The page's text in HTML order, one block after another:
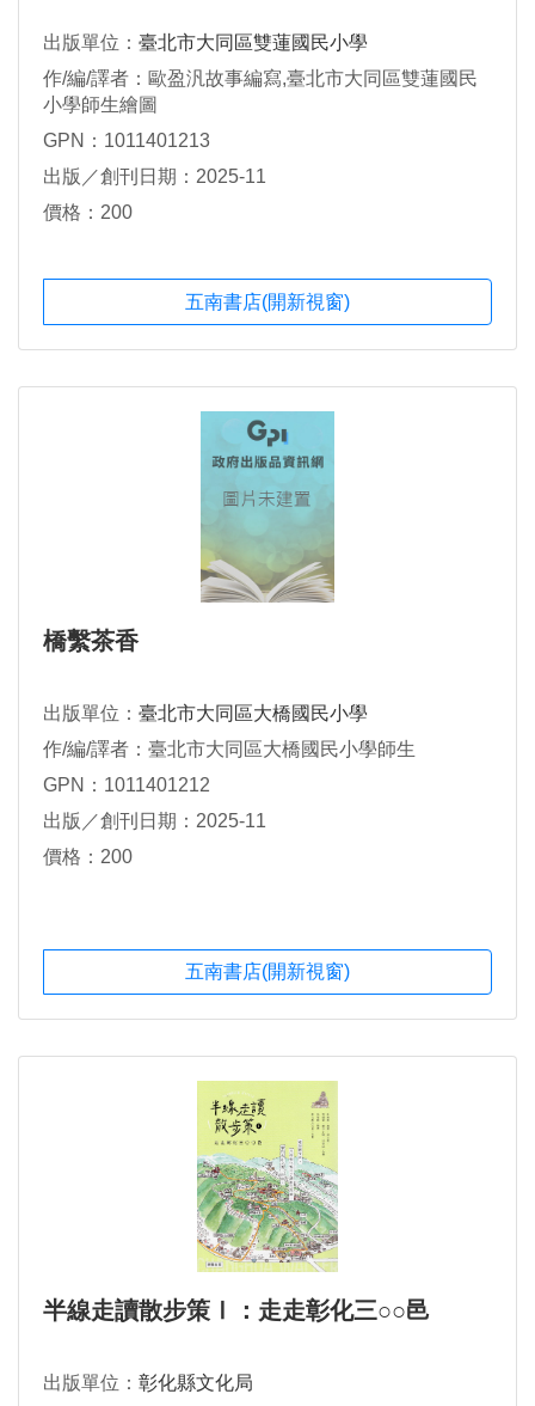
出版單位： 臺北市大同區雙蓮國民小學
作/編/譯者：歐盈汎故事編寫,臺北市大同區雙蓮國民
小學師生繪圖
GPN：1011401213
出版／創刊日期：2025-11
價格：200
五南書店(開新視窗)
橋繫茶香
出版單位： 臺北市大同區大橋國民小學
作/編/譯者：臺北市大同區大橋國民小學師生
GPN：1011401212
出版／創刊日期：2025-11
價格：200
五南書店(開新視窗)
半線走讀散步策Ⅰ：走走彰化三○○邑
出版單位： 彰化縣文化局